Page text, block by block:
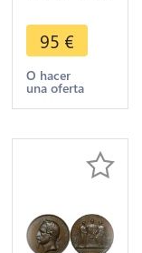
Victoria
Francis
Henry
Egerton Earl
AU
95 €
O hacer
una oferta